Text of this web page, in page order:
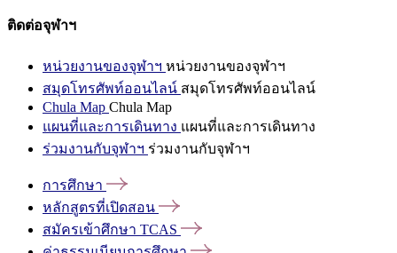
ติดต่อจุฬาฯ
หน่วยงานของจุฬาฯ หน่วยงานของจุฬาฯ
สมุดโทรศัพท์ออนไลน์ สมุดโทรศัพท์ออนไลน์
Chula Map Chula Map
แผนที่และการเดินทาง แผนที่และการเดินทาง
ร่วมงานกับจุฬาฯ ร่วมงานกับจุฬาฯ
การศึกษา
หลักสูตรที่เปิดสอน
สมัครเข้าศึกษา TCAS